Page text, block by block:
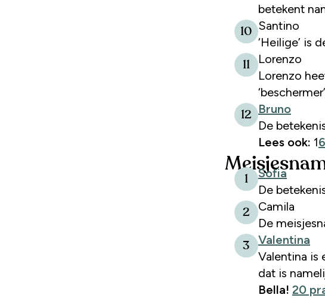
betekent
10 Santino
‘Heilige’ is
11
Lorenzo
Lorenzo
12
Bruno
De
Lees ook: 1
1
Sofia
De
2
Camila
De
3
Valentina
Valentina is
dat is
Bella! 20